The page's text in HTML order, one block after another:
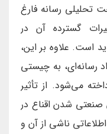
تحلیلی رسانه فارغ
گسترده آن در
علاوه بر این،
رسانه‌ای، به چیستی
می‌شود. از تأثیر
صنعتی شدن اقناع در
ناشی از آن و